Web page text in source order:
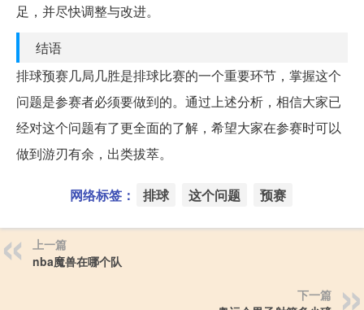
足，并尽快调整与改进。
结语
排球预赛几局几胜是排球比赛的一个重要环节，掌握这个
问题是参赛者必须要做到的。通过上述分析，相信大家已
经对这个问题有了更全面的了解，希望大家在参赛时可以
做到游刃有余，出类拔萃。
网络标签： 排球 这个问题 预赛
上一篇
nba魔兽在哪个队
下一篇